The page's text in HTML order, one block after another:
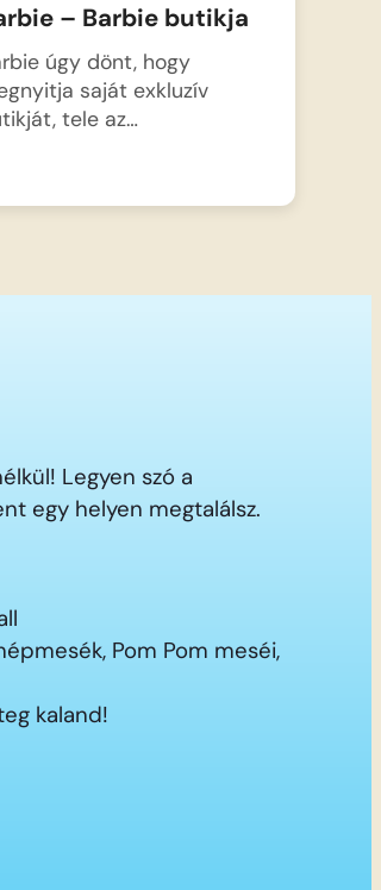
– Barbie butikja
úgy dönt, hogy
saját exkluzív
tele az…
Legyen szó a
egy helyen megtalálsz.
Pom Pom meséi,
kaland!